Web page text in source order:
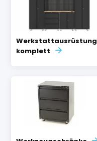
Werkstattausrüstung
komplett